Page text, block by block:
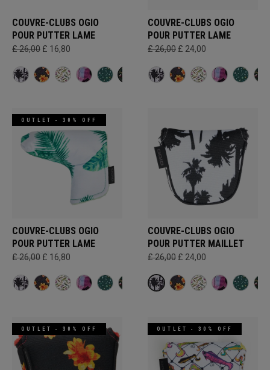
COUVRE-CLUBS OGIO
POUR PUTTER LAME
£ 26,00 £ 16,80
COUVRE-CLUBS OGIO
POUR PUTTER LAME
£ 26,00 £ 24,00
OUTLET - 30% OFF
COUVRE-CLUBS OGIO
POUR PUTTER LAME
£ 26,00 £ 16,80
COUVRE-CLUBS OGIO
POUR PUTTER MAILLET
£ 26,00 £ 24,00
OUTLET - 30% OFF OUTLET - 30% OFF